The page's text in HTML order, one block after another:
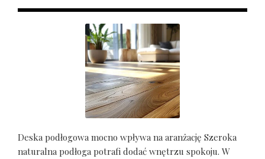
Deska podłogowa mocno wpływa na aranżację Szeroka
naturalna podłoga potrafi dodać wnętrzu spokoju. W